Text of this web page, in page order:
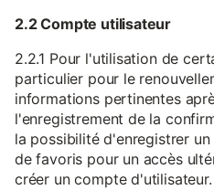
2.2 Compte utilisateur
2.2.1 Pour l'utilisation de
particulier pour le
informations pertinentes
l'enregistrement de la
la possibilité d'enregistrer
de favoris pour un accès
créer un compte d'utilisateur.